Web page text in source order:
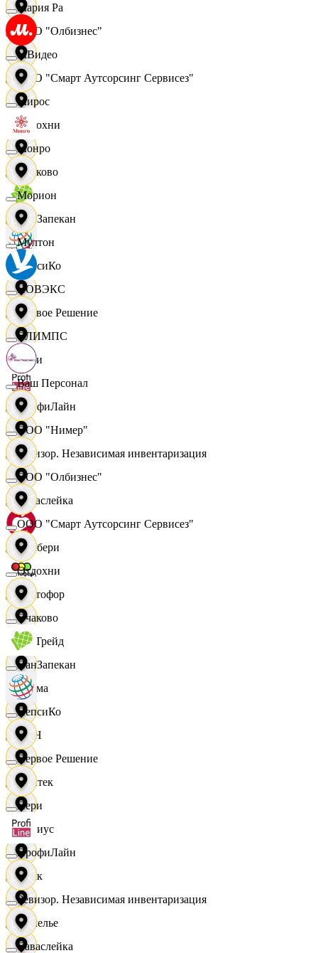
ООО "Олбизнес"
ООО "Смарт Аутсорсинг Сервисез"
Отдохни
Очаково
ПанЗапекан
ПепсиКо
Первое Решение
Пери
ПрофиЛайн
Ревизор. Независимая инвентаризация
Саваслейка
Самбери
Светофор
СетТрейд
Сигма
СИН
Синтек
Сириус
Смак
Сомелье
Мария Ра
МВидео
Мирос
Монро
Морион
Мултон
НОВЭКС
ОЛИМПС
Ваш Персонал
ООО "Нимер"
ООО "Олбизнес"
ООО "Смарт Аутсорсинг Сервисез"
Отдохни
Очаково
ПанЗапекан
ПепсиКо
Первое Решение
Пери
ПрофиЛайн
Ревизор. Независимая инвентаризация
Саваслейка